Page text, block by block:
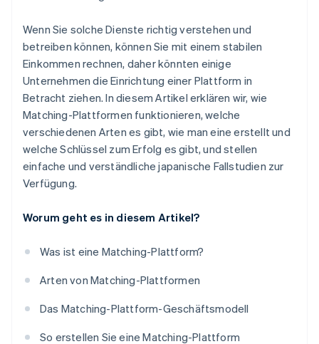
Wenn Sie solche Dienste richtig verstehen und
betreiben können, können Sie mit einem stabilen
Einkommen rechnen, daher könnten einige
Unternehmen die Einrichtung einer Plattform in
Betracht ziehen. In diesem Artikel erklären wir, wie
Matching-Plattformen funktionieren, welche
verschiedenen Arten es gibt, wie man eine erstellt und
welche Schlüssel zum Erfolg es gibt, und stellen
einfache und verständliche japanische Fallstudien zur
Verfügung.
Worum geht es in diesem Artikel?
Was ist eine Matching-Plattform?
Arten von Matching-Plattformen
Das Matching-Plattform-Geschäftsmodell
So erstellen Sie eine Matching-Plattform